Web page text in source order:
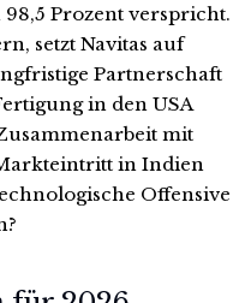
Prozent verspricht.
setzt Navitas auf
Partnerschaft
in den USA
mit
in Indien
Offensive